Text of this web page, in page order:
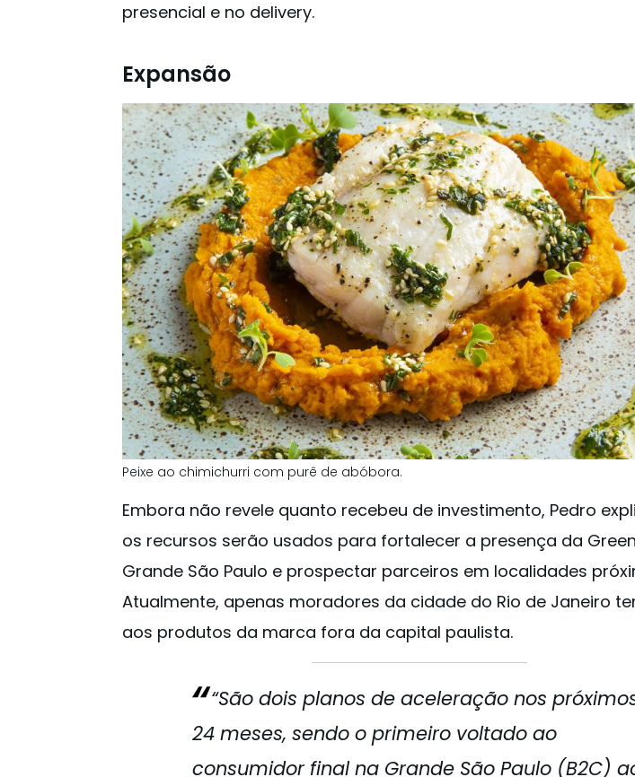
presencial e no delivery.
Expansão
Peixe ao chimichurri com purê de abóbora.
Embora não revele quanto recebeu de investimento, Pedro
os recursos serão usados para fortalecer a presença da
Grande São Paulo e prospectar parceiros em localidades
Atualmente, apenas moradores da cidade do Rio de Janeiro
aos produtos da marca fora da capital paulista.
“São dois planos de aceleração nos
24 meses, sendo o primeiro voltado ao
consumidor final na Grande São Paulo (B2C)